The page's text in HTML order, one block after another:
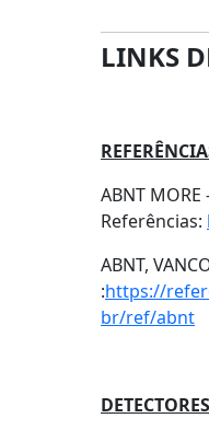
LINKS
ABNT
Referências:
ABNT,
:https://
br/ref/abnt